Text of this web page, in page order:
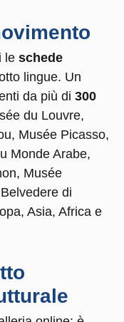
le schede
lingue. Un
da più di 300
du Louvre,
Musée Picasso,
Monde Arabe,
Musée
di
Asia, Africa e